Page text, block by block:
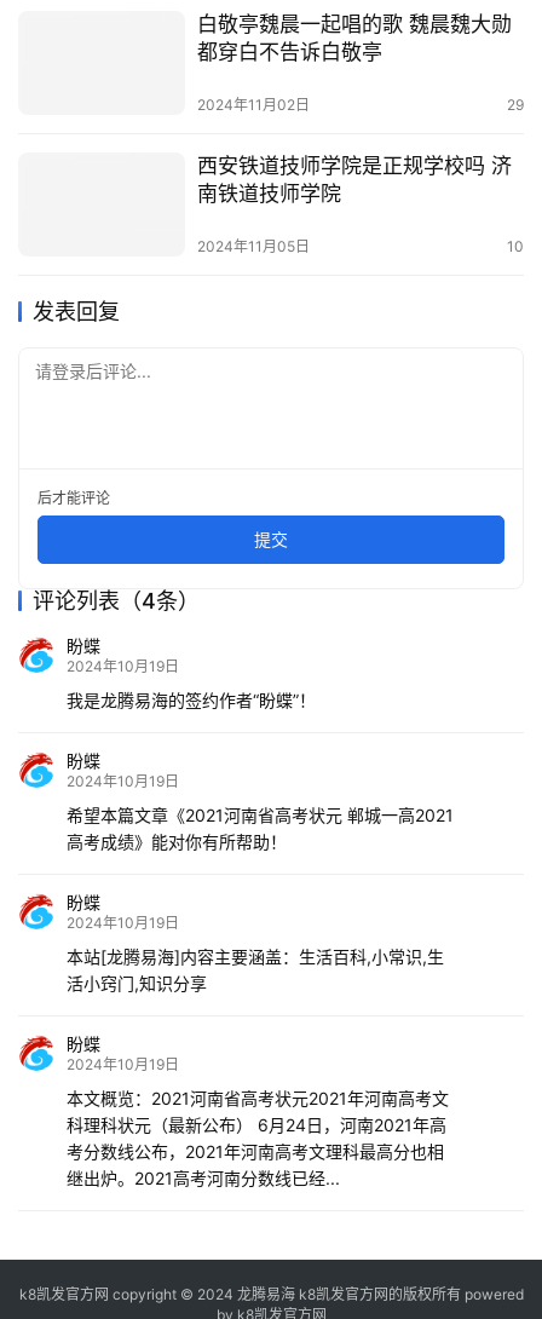
白敬亭魏晨一起唱的歌 魏晨魏大勋
都穿白不告诉白敬亭
2024年11月02日 29
西安铁道技师学院是正规学校吗 济
南铁道技师学院
2024年11月05日 10
发表回复
请登录后评论...
后才能评论
提交
评论列表（4条）
盼蝶
2024年10月19日
我是龙腾易海的签约作者“盼蝶”！
盼蝶
2024年10月19日
希望本篇文章《2021河南省高考状元 郸城一高2021
高考成绩》能对你有所帮助！
盼蝶
2024年10月19日
本站[龙腾易海]内容主要涵盖：生活百科,小常识,生
活小窍门,知识分享
盼蝶
2024年10月19日
本文概览：2021河南省高考状元2021年河南高考文
科理科状元（最新公布） 6月24日，河南2021年高
考分数线公布，2021年河南高考文理科最高分也相
继出炉。2021高考河南分数线已经...
k8凯发官方网 copyright © 2024 龙腾易海 k8凯发官方网的版权所有 powered
by k8凯发官方网